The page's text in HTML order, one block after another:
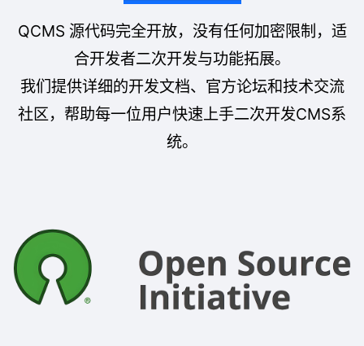
QCMS 源代码完全开放，没有任何加密限制，适
合开发者二次开发与功能拓展。
我们提供详细的开发文档、官方论坛和技术交流
社区，帮助每一位用户快速上手二次开发CMS系
统。